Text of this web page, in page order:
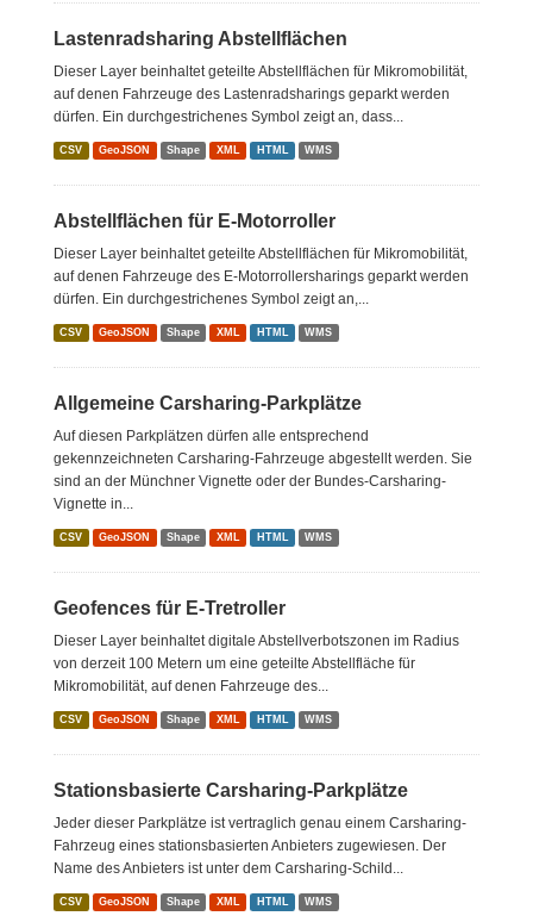
Lastenradsharing Abstellflächen
Dieser Layer beinhaltet geteilte Abstellflächen für Mikromobilität,
auf denen Fahrzeuge des Lastenradsharings geparkt werden
dürfen. Ein durchgestrichenes Symbol zeigt an, dass...
CSV GeoJSON Shape XML HTML WMS
Abstellflächen für E-Motorroller
Dieser Layer beinhaltet geteilte Abstellflächen für Mikromobilität,
auf denen Fahrzeuge des E-Motorrollersharings geparkt werden
dürfen. Ein durchgestrichenes Symbol zeigt an,...
CSV GeoJSON Shape XML HTML WMS
Allgemeine Carsharing-Parkplätze
Auf diesen Parkplätzen dürfen alle entsprechend
gekennzeichneten Carsharing-Fahrzeuge abgestellt werden. Sie
sind an der Münchner Vignette oder der Bundes-Carsharing-
Vignette in...
CSV GeoJSON Shape XML HTML WMS
Geofences für E-Tretroller
Dieser Layer beinhaltet digitale Abstellverbotszonen im Radius
von derzeit 100 Metern um eine geteilte Abstellfläche für
Mikromobilität, auf denen Fahrzeuge des...
CSV GeoJSON Shape XML HTML WMS
Stationsbasierte Carsharing-Parkplätze
Jeder dieser Parkplätze ist vertraglich genau einem Carsharing-
Fahrzeug eines stationsbasierten Anbieters zugewiesen. Der
Name des Anbieters ist unter dem Carsharing-Schild...
CSV GeoJSON Shape XML HTML WMS